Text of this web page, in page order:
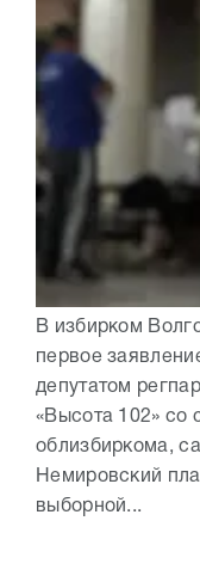
В избирком
первое
депутатом
«Высота 102» со
облизбиркома,
Немировский
выборной...